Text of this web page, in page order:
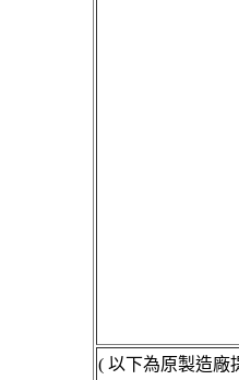
( 以下為原製造廠